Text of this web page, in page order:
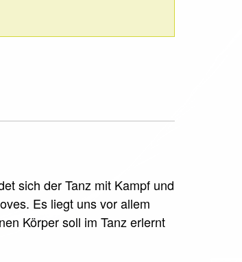
sich der Tanz mit Kampf und
Es liegt uns vor allem
Körper soll im Tanz erlernt